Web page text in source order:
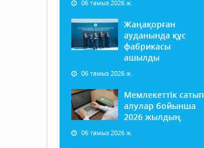
06 тамыз 2026 ж.
Жаңақорған
ауданында құс
фабрикасы
ашылды
06 тамыз 2026 ж.
Мемлекеттік сатып
алулар бойынша
2026 жылдың
06 тамыз 2026 ж.